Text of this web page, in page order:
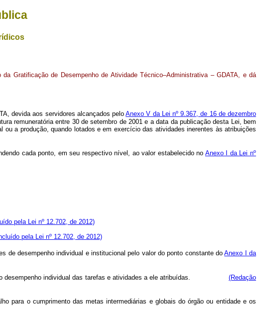
da Gratificação de Desempenho de Atividade Técnico–Administrativa – GDATA, e dá
devida aos servidores alcançados peloAnexo V da Lei nº 9.367, de 16 de dezembro
remuneratória entre 30 de setembro de 2001 e a data da publicação desta Lei, bem
a produção, quando lotados e em exercício das atividades inerentes às atribuições
cada ponto, em seu respectivo nível, ao valor estabelecido no Anexo I da Lei nº
pela Lei nº 12.702, de 2012)
pela Lei nº 12.702, de 2012)
de desempenho individual e institucional pelo valor do ponto constante doAnexo I da
no desempenho individual das tarefas e atividades a ele atribuídas.(Redação
para o cumprimento das metas intermediárias e globais do órgão ou entidade e os